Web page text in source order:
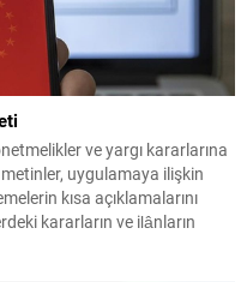
ve yargı kararlarına
uygulamaya ilişkin
kısa açıklamalarını
kararların ve ilânların
Önemli başlıklar kalın ve altı
çeken maddeler çabuk...